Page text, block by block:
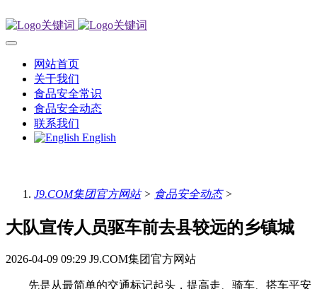
网站首页
关于我们
食品安全常识
食品安全动态
联系我们
English
J9.COM集团官方网站> 食品安全动态>
大队宣传人员驱车前去县较远的乡镇城
2026-04-09 09:29 J9.COM集团官方网站
先是从最简单的交通标记起头，提高走、骑车、搭车平安